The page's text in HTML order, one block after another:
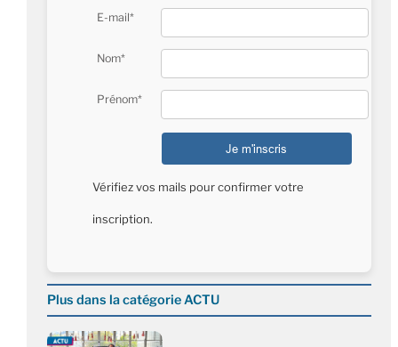
E-mail*
Nom*
Prénom*
Vérifiez vos mails pour confirmer votre
inscription.
Plus dans la catégorie ACTU